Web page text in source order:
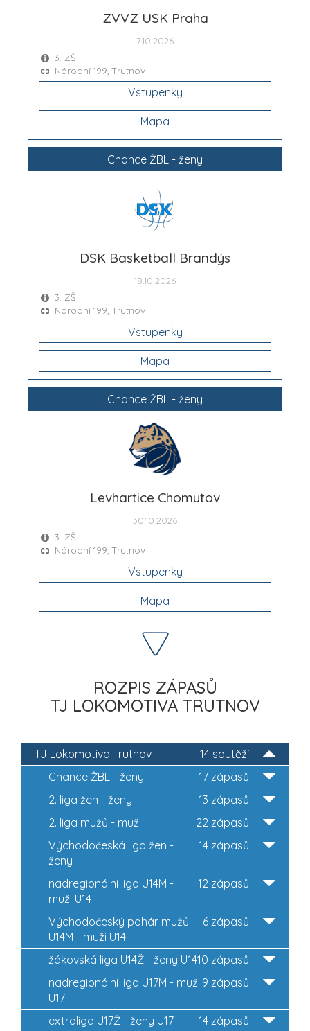
ZVVZ USK Praha
7.10.2026
3. ZŠ
Národní 199, Trutnov
Vstupenky
Mapa
Chance ŽBL - ženy
DSK Basketball Brandýs
18.10.2026
3. ZŠ
Národní 199, Trutnov
Vstupenky
Mapa
Chance ŽBL - ženy
Levhartice Chomutov
30.10.2026
3. ZŠ
Národní 199, Trutnov
Vstupenky
Mapa
ROZPIS ZÁPASŮ
TJ LOKOMOTIVA TRUTNOV
14 soutěží
TJ Lokomotiva Trutnov
17 zápasů
Chance ŽBL - ženy
13 zápasů
2. liga žen - ženy
22 zápasů
2. liga mužů - muži
14 zápasů
Východočeská liga žen -
ženy
12 zápasů
nadregionální liga U14M -
muži U14
6 zápasů
Východočeský pohár mužů
U14M - muži U14
10 zápasů
žákovská liga U14Ž - ženy U14
9 zápasů
nadregionální liga U17M - muži
U17
14 zápasů
extraliga U17Ž - ženy U17